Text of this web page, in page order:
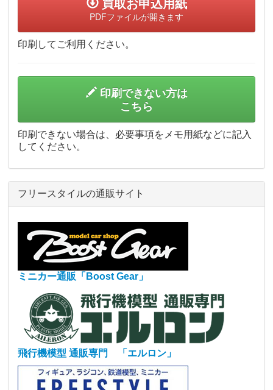
PDFファイルが開きます
印刷してご利用ください。
印刷できない方は
こちら
印刷できない場合は、必要事項をメモ用紙などに記入
してください。
フリースタイルの通販サイト
ミニカー通販「Boost Gear」
飛行機模型 通販専門 「エルロン」